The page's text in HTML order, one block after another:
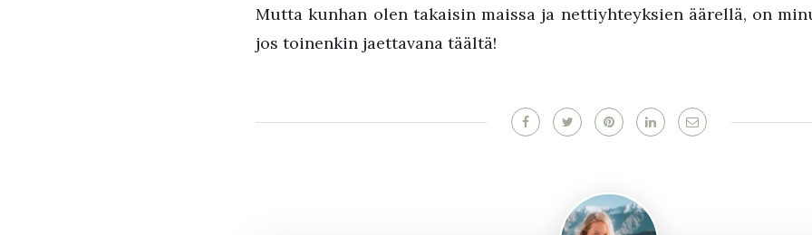
Mutta kunhan olen takaisin maissa ja nettiyhteyksien äärellä, on
jos toinenkin jaettavana täältä!